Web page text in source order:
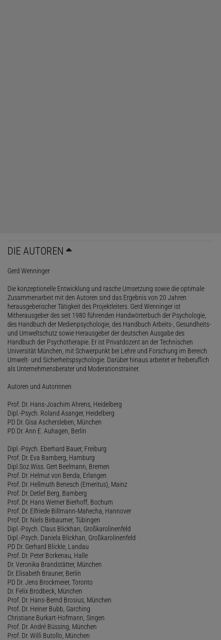
DIE AUTOREN
Gerd Wenninger
Die konzeptionelle Entwicklung und rasche Umsetzung sowie die optimale
Zusammenarbeit mit den Autoren sind das Ergebnis von 20 Jahren
herausgeberischer Tätigkeit des Projektleiters. Gerd Wenninger ist
Mitherausgeber des seit 1980 führenden Handwörterbuch der Psychologie,
des Handbuch der Medienpsychologie, des Handbuch Arbeits-, Gesundheits-
und Umweltschutz sowie Herausgeber der deutschen Ausgabe des
Handbuch der Psychotherapie. Er ist Privatdozent an der Technischen
Universität München, mit Schwerpunkt bei Lehre und Forschung im Bereich
Umwelt- und Sicherheitspsychologie. Darüber hinaus arbeitet er freiberuflich
als Unternehmensberater und Moderationstrainer.
Autoren und Autorinnen
Prof. Dr. Hans-Joachim Ahrens, Heidelberg
Dipl.-Psych. Roland Asanger, Heidelberg
PD Dr. Gisa Aschersleben, München
PD Dr. Ann E. Auhagen, Berlin
Dipl.-Psych. Eberhard Bauer, Freiburg
Prof. Dr. Eva Bamberg, Hamburg
Dipl.Soz.Wiss. Gert Beelmann, Bremen
Prof. Dr. Helmut von Benda, Erlangen
Prof. Dr. Hellmuth Benesch (Emeritus), Mainz
Prof. Dr. Detlef Berg, Bamberg
Prof. Dr. Hans Werner Bierhoff, Bochum
Prof. Dr. Elfriede Billmann-Mahecha, Hannover
Prof. Dr. Niels Birbaumer, Tübingen
Dipl.-Psych. Claus Blickhan, Großkarolinenfeld
Dipl.-Psych. Daniela Blickhan, Großkarolinenfeld
PD Dr. Gerhard Blickle, Landau
Prof. Dr. Peter Borkenau, Halle
Dr. Veronika Brandstätter, München
Dr. Elisabeth Brauner, Berlin
PD Dr. Jens Brockmeier, Toronto
Dr. Felix Brodbeck, München
Prof. Dr. Hans-Bernd Brosius, München
Prof. Dr. Heiner Bubb, Garching
Christiane Burkart-Hofmann, Singen
Prof. Dr. André Büssing, München
Prof. Dr. Willi Butollo, München